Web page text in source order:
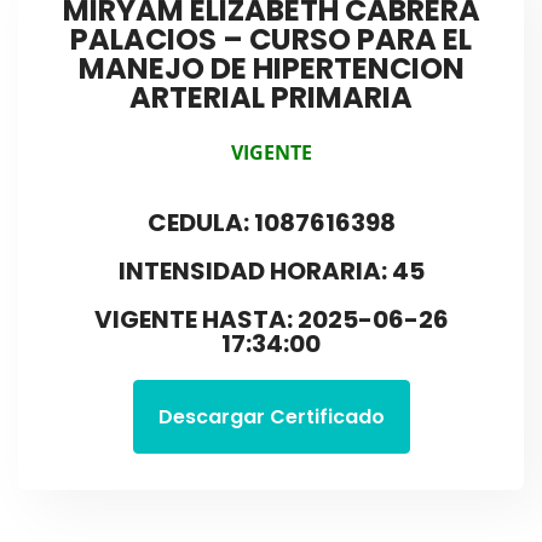
MIRYAM ELIZABETH CABRERA
PALACIOS – CURSO PARA EL
MANEJO DE HIPERTENCION
ARTERIAL PRIMARIA
VIGENTE
CEDULA: 1087616398
INTENSIDAD HORARIA: 45
VIGENTE HASTA: 2025-06-26
17:34:00
Descargar Certificado